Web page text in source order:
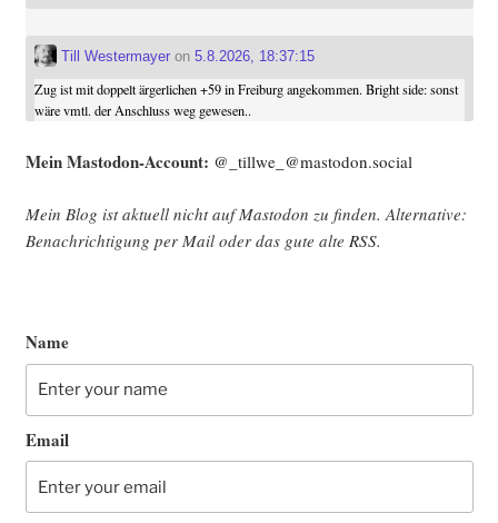
Till Westermayeron 5.8.2026, 18:37:15
Zug ist mit doppelt ärgerlichen +59 in Freiburg angekommen. Bright side: sonst
wäre vmtl. der Anschluss weg gewesen..
Mein Mast­o­don-Account: @_tillwe_@mastodon.social
Mein Blog ist aktu­ell nicht auf Mast­o­don zu fin­den. Alter­na­ti­ve:
Benach­rich­ti­gung per Mail oder das gute alte RSS.
Name
Email